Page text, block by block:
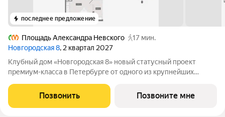
последнее предложение
Площадь Александра Невского
17 мин.
Новгородская 8, 2 квартал 2027
Клубный дом «Новгородская 8» новый статусный проект
премиум-класса в Петербурге от одного из крупнейших
Новгородской улице в районе со сложившейся
инфраструктурой, в непосредственной близости
Позвонить Позвоните мне